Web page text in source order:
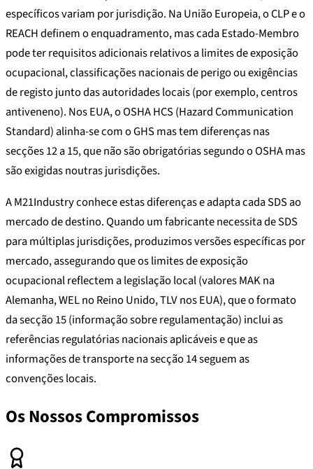
específicos variam por jurisdição. Na União Europeia, o CLP e o
REACH definem o enquadramento, mas cada Estado-Membro
pode ter requisitos adicionais relativos a limites de exposição
ocupacional, classificações nacionais de perigo ou exigências
de registo junto das autoridades locais (por exemplo, centros
antiveneno). Nos EUA, o OSHA HCS (Hazard Communication
Standard) alinha-se com o GHS mas tem diferenças nas
secções 12 a 15, que não são obrigatórias segundo o OSHA mas
são exigidas noutras jurisdições.
A M21Industry conhece estas diferenças e adapta cada SDS ao
mercado de destino. Quando um fabricante necessita de SDS
para múltiplas jurisdições, produzimos versões específicas por
mercado, assegurando que os limites de exposição
ocupacional reflectem a legislação local (valores MAK na
Alemanha, WEL no Reino Unido, TLV nos EUA), que o formato
da secção 15 (informação sobre regulamentação) inclui as
referências regulatórias nacionais aplicáveis e que as
informações de transporte na secção 14 seguem as
convenções locais.
Os Nossos Compromissos